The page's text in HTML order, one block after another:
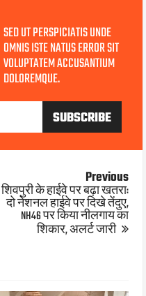
SED UT PERSPICIATIS UNDE
OMNIS ISTE NATUS ERROR SIT
VOLUPTATEM ACCUSANTIUM
DOLOREMQUE.
Previous
शिवपुरी के हाईवे पर बढ़ा खतरा:
दो नेशनल हाईवे पर दिखे तेंदुए,
NH46 पर किया नीलगाय का
शिकार, अलर्ट जारी